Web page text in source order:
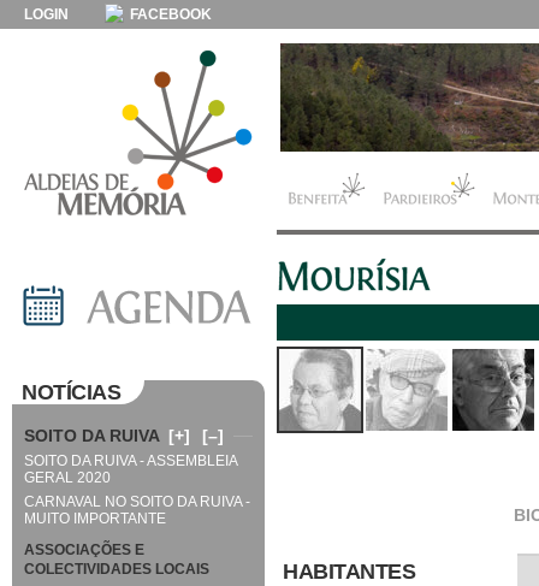
LOGIN FACEBOOK
HABITANTES
NOTÍCIAS
SOITO DA RUIVA [+] [–]
SOITO DA RUIVA - ASSEMBLEIA
GERAL 2020
CARNAVAL NO SOITO DA RUIVA -
MUITO IMPORTANTE
ASSOCIAÇÕES E
COLECTIVIDADES LOCAIS